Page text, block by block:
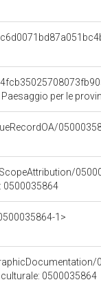
per le
0500035864
1>
0500035864